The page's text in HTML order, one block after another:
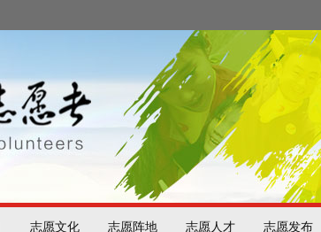
志愿文化 志愿阵地 志愿人才 志愿发布